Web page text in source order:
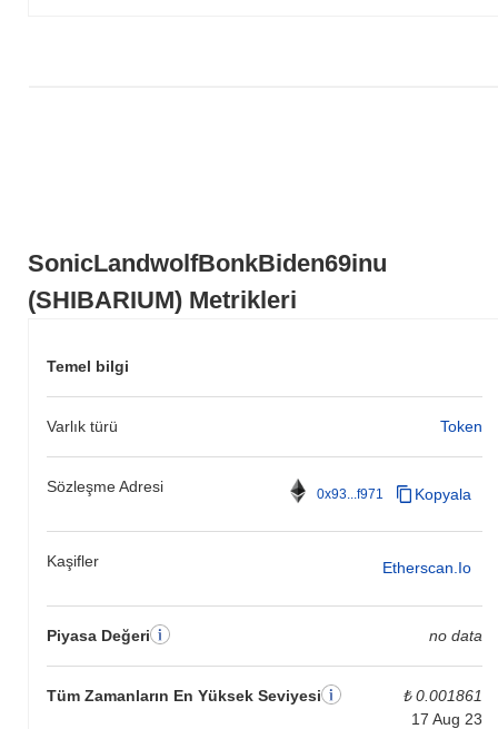
SonicLandwolfBonkBiden69inu
(SHIBARIUM) Metrikleri
Temel bilgi
Varlık türü Token
Sözleşme Adresi 0x93...f971 Kopyala
Kaşifler Etherscan.io
Piyasa Değeri no data
Tüm Zamanların En Yüksek Seviyesi
₺ 0.001861
17 Aug 23